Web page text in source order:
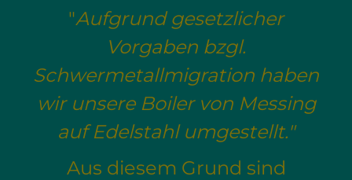
"Aufgrund gesetzlicher
Vorgaben bzgl.
Schwermetallmigration haben
wir unsere Boiler von Messing
auf Edelstahl umgestellt."
Aus diesem Grund sind